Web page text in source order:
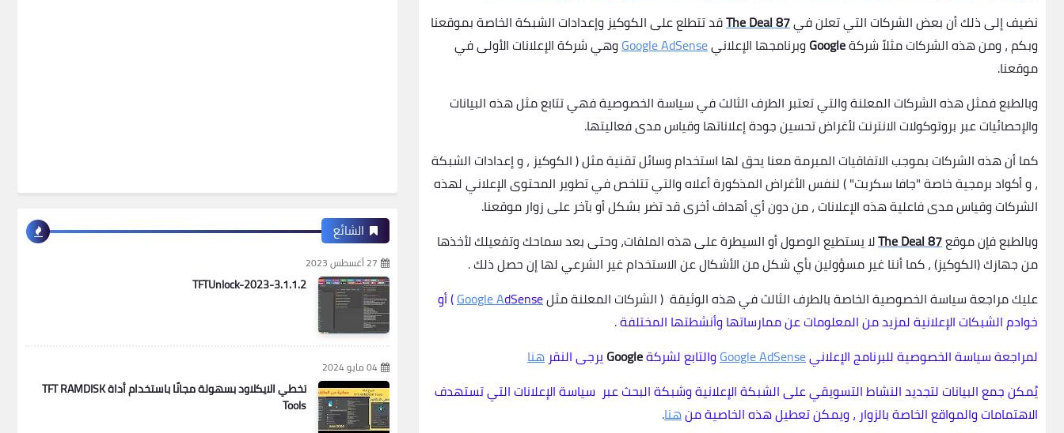
نضيف إلى ذلك أن بعض الشركات التي تعلن فيThe Deal 87قد تتطلع على الكوكيز وإعدادات الشبكة الخاصة بموقعنا
وبكم ، ومن هذه الشركات مثلاً شركةGoogleوبرنامجها الإعلانيGoogle AdSenseوهي شركة الإعلانات الأولى في
موقعنا.
وبالطبع فمثل هذه الشركات المعلنة والتي تعتبر الطرف الثالث في سياسة الخصوصية فهي تتابع مثل هذه البيانات
والإحصائيات عبر بروتوكولات الانترنت لأغراض تحسين جودة إعلاناتها وقياس مدى فعاليتها.
كما أن هذه الشركات بموجب الاتفاقيات المبرمة معنا يحق لها استخدام وسائل تقنية مثل ( الكوكيز ، و إعدادات الشبكة
، و أكواد برمجية خاصة "جافا سكربت" ) لنفس الأغراض المذكورة أعلاه والتي تتلخص في تطوير المحتوى الإعلاني لهذه
الشركات وقياس مدى فاعلية هذه الإعلانات ، من دون أي أهداف أخرى قد تضر بشكل أو بآخر على زوار موقعنا.
وبالطبع فإن موقعThe Deal 87لا يستطيع الوصول أو السيطرة على هذه الملفات، وحتى بعد سماحك وتفعيلك لأخذها
من جهازك (الكوكيز) ، كما أننا غير مسؤولين بأي شكل من الأشكال عن الاستخدام غير الشرعي لها إن حصل ذلك .
عليك مراجعة سياسة الخصوصية الخاصة بالطرف الثالث في هذه الوثيقة ( الشركات المعلنة مثل
Google AdSense
) أو
خوادم الشبكات الإعلانية لمزيد من المعلومات عن ممارساتها وأنشطتها المختلفة .
لمراجعة سياسة الخصوصية للبرنامج الإعلانيGoogle AdSenseوالتابع لشركةGoogleيرجى النقر هنا
يُمكن جمع البيانات لتجديد النشاط التسويقي على الشبكة الإعلانية وشبكة البحث عبر سياسة الإعلانات التي تستهدف
الاهتمامات والمواقع الخاصة بالزوار ، ويمكن تعطيل هذه الخاصية منهنا.
الشائع
27 أغسطس 2023
TFTUnlock-2023-3.1.1.2
04 مايو 2024
تخطي الايكلاود بسهولة مجانًا باستخدام أداة TFT RAMDISK
Tools